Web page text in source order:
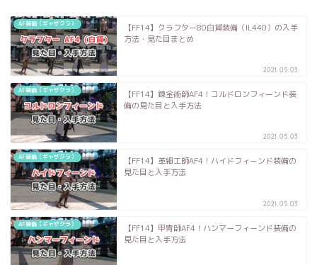
AF装備（ギャザクラ）
【FF14】クラフター80白貨装備（IL440）の入手
方法・見た目まとめ
2021.05.03
AF装備（ギャザクラ）
【FF14】錬金術師AF4！コルドロンフィーンド装
備の見た目と入手方法
2021.05.03
AF装備（ギャザクラ）
【FF14】革細工師AF4！ハイドフィーンド装備の
見た目と入手方法
2021.05.03
AF装備（ギャザクラ）
【FF14】甲冑師AF4！ハンマーフィーンド装備の
見た目と入手方法